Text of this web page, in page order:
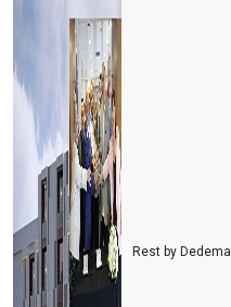
Seçim paradoksu ve karar
Vanilyalı dondurma ve Pontıac
Siz de havlunuzu evinizden
Türkler Antalya’ya gelsin mi?
Türkiye’nin Maldivleri Salda gölü
Fazla gıda ve POYD
Baltanızı bilemeyi unutmayın
Rest by